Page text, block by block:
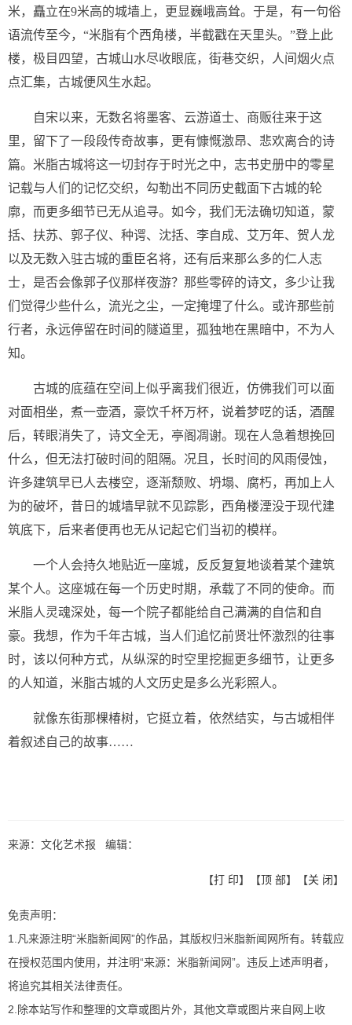
米，矗立在9米高的城墙上，更显巍峨高耸。于是，有一句俗
语流传至今，“米脂有个西角楼，半截戳在天里头。”登上此
楼，极目四望，古城山水尽收眼底，街巷交织，人间烟火点
点汇集，古城便风生水起。
自宋以来，无数名将墨客、云游道士、商贩往来于这
里，留下了一段段传奇故事，更有慷慨激昂、悲欢离合的诗
篇。米脂古城将这一切封存于时光之中，志书史册中的零星
记载与人们的记忆交织，勾勒出不同历史截面下古城的轮
廓，而更多细节已无从追寻。如今，我们无法确切知道，蒙
括、扶苏、郭子仪、种谔、沈括、李自成、艾万年、贺人龙
以及无数入驻古城的重臣名将，还有后来那么多的仁人志
士，是否会像郭子仪那样夜游？那些零碎的诗文，多少让我
们觉得少些什么，流光之尘，一定掩埋了什么。或许那些前
行者，永远停留在时间的隧道里，孤独地在黑暗中，不为人
知。
古城的底蕴在空间上似乎离我们很近，仿佛我们可以面
对面相坐，煮一壶酒，豪饮千杯万杯，说着梦呓的话，酒醒
后，转眼消失了，诗文全无，亭阁凋谢。现在人急着想挽回
什么，但无法打破时间的阻隔。况且，长时间的风雨侵蚀，
许多建筑早已人去楼空，逐渐颓败、坍塌、腐朽，再加上人
为的破坏，昔日的城墙早就不见踪影，西角楼湮没于现代建
筑底下，后来者便再也无从记起它们当初的模样。
一个人会持久地贴近一座城，反反复复地谈着某个建筑
某个人。这座城在每一个历史时期，承载了不同的使命。而
米脂人灵魂深处，每一个院子都能给自己满满的自信和自
豪。我想，作为千年古城，当人们追忆前贤壮怀激烈的往事
时，该以何种方式，从纵深的时空里挖掘更多细节，让更多
的人知道，米脂古城的人文历史是多么光彩照人。
就像东街那棵椿树，它挺立着，依然结实，与古城相伴
着叙述自己的故事……
来源：文化艺术报 编辑：
【打 印】【顶 部】【关 闭】
免责声明：
1.凡来源注明“米脂新闻网”的作品，其版权归米脂新闻网所有。转载应
在授权范围内使用，并注明“来源：米脂新闻网”。违反上述声明者，
将追究其相关法律责任。
2.除本站写作和整理的文章或图片外，其他文章或图片来自网上收